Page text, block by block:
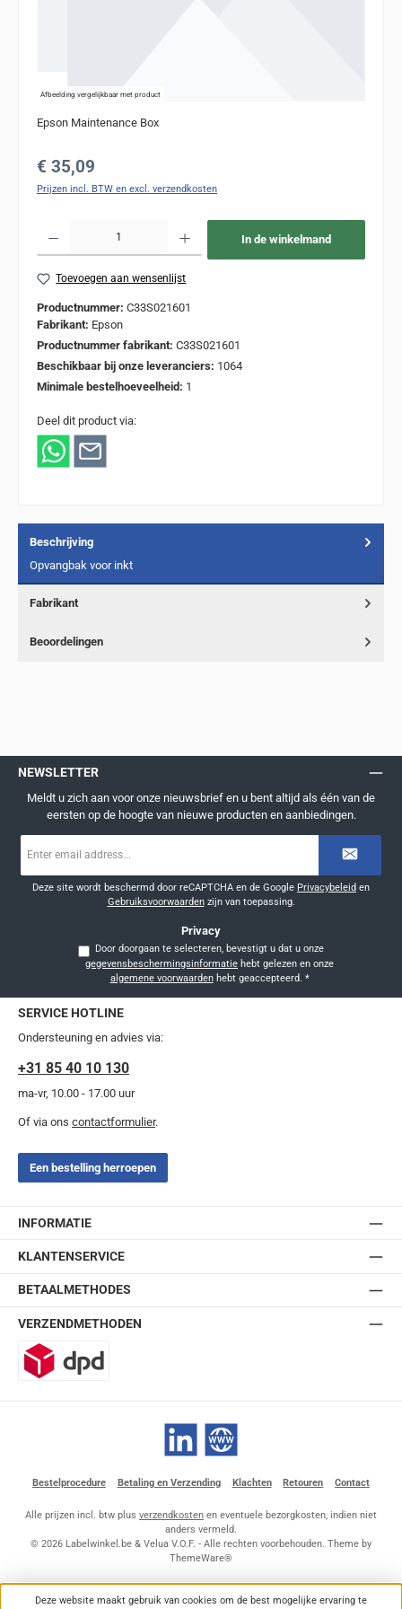
Afbeelding vergelijkbaar met product
Epson Maintenance Box
Normale prijs:
€ 35,09
Prijzen incl. BTW en excl. verzendkosten
In de winkelmand
Toevoegen aan wensenlijst
Productnummer: C33S021601
Fabrikant: Epson
Productnummer fabrikant: C33S021601
Beschikbaar bij onze leveranciers: 1064
Minimale bestelhoeveelheid: 1
Deel dit product via:
Beschrijving
Opvangbak voor inkt
Fabrikant
Beoordelingen
NEWSLETTER
Meldt u zich aan voor onze nieuwsbrief en u bent altijd als één van de
eersten op de hoogte van nieuwe producten en aanbiedingen.
mailadres
Deze site wordt beschermd door reCAPTCHA en de Google Privacybeleid en
Gebruiksvoorwaardenzijn van toepassing.
Privacy
Door doorgaan te selecteren, bevestigt u dat u onze
gegevensbeschermingsinformatie
algemene voorwaardenhebt geaccepteerd. *
SERVICE HOTLINE
Ondersteuning en advies via:
+31 85 40 10 130
ma-vr, 10.00 - 17.00 uur
Of via ons contactformulier.
Een bestelling herroepen
INFORMATIE
KLANTENSERVICE
BETAALMETHODES
VERZENDMETHODEN
LinkedIn Website
Bestelprocedure Betaling en Verzending Klachten Retouren Contact
Alle prijzen incl. btw plus verzendkosten en eventuele bezorgkosten, indien niet
anders vermeld.
© 2026 Labelwinkel.be & Velua V.O.F. - Alle rechten voorbehouden. Theme by
ThemeWare®
Deze website maakt gebruik van cookies om de best mogelijke ervaring te